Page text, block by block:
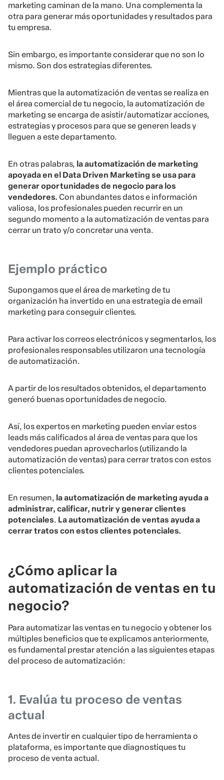
marketing caminan de la mano. Una complementa la
otra para generar más oportunidades y resultados para
tu empresa.
Sin embargo, es importante considerar que no son lo
mismo. Son dos estrategias diferentes.
Mientras que la automatización de ventas se realiza en
el área comercial de tu negocio, la automatización de
marketing se encarga de asistir/automatizar acciones,
estrategias y procesos para que se generen leads y
lleguen a este departamento.
En otras palabras, la automatización de marketing
apoyada en el Data Driven Marketing se usa para
generar oportunidades de negocio para los
vendedores. Con abundantes datos e información
valiosa, los profesionales pueden recurrir en un
segundo momento a la automatización de ventas para
cerrar un trato y/o concretar una venta.
Ejemplo práctico
Supongamos que el área de marketing de tu
organización ha invertido en una estrategia de email
marketing para conseguir clientes.
Para activar los correos electrónicos y segmentarlos, los
profesionales responsables utilizaron una tecnología
de automatización.
A partir de los resultados obtenidos, el departamento
generó buenas oportunidades de negocio.
Así, los expertos en marketing pueden enviar estos
leads más calificados al área de ventas para que los
vendedores puedan aprovecharlos (utilizando la
automatización de ventas) para cerrar tratos con estos
clientes potenciales.
En resumen, la automatización de marketing ayuda a
administrar, calificar, nutrir y generar clientes
potenciales. La automatización de ventas ayuda a
cerrar tratos con estos clientes potenciales.
¿Cómo aplicar la
automatización de ventas en tu
negocio?
Para automatizar las ventas en tu negocio y obtener los
múltiples beneficios que te explicamos anteriormente,
es fundamental prestar atención a las siguientes etapas
del proceso de automatización:
1. Evalúa tu proceso de ventas
actual
Antes de invertir en cualquier tipo de herramienta o
plataforma, es importante que diagnostiques tu
proceso de venta actual.